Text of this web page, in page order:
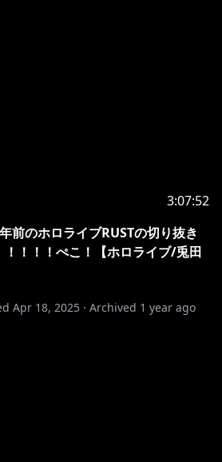
3:07:52
前のホロライブRUSTの切り抜き
！！！ぺこ！【ホロライブ/兎田
Apr 18, 2025 · Archived 1 year ago